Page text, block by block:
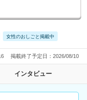
女性のおしごと掲載中
掲載終了予定日：2026/08/10
インタビュー